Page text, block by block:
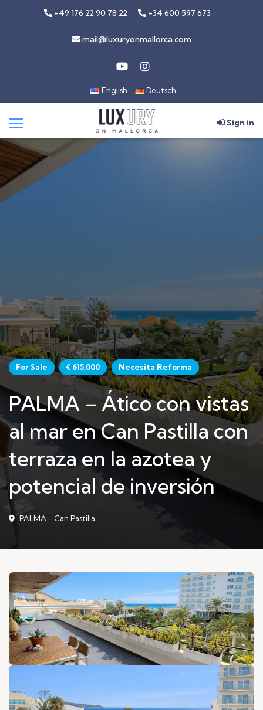
+49 176 22 90 78 22 +34 600 597 673
mail@luxuryonmallorca.com
English Deutsch
Sign in
For Sale € 615,000 Necesita Reforma
PALMA – Ático con vistas
al mar en Can Pastilla con
terraza en la azotea y
potencial de inversión
PALMA - Can Pastilla